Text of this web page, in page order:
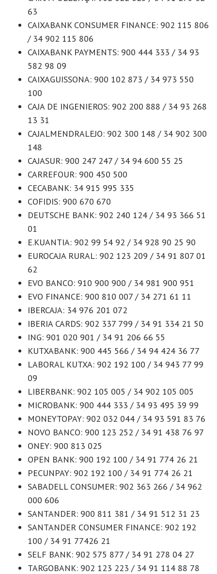
63
CAIXABANK CONSUMER FINANCE: 902 115 806
/ 34 902 115 806
CAIXABANK PAYMENTS: 900 444 333 / 34 93
582 98 09
CAIXAGUISSONA: 900 102 873 / 34 973 550
100
CAJA DE INGENIEROS: 902 200 888 / 34 93 268
13 31
CAJALMENDRALEJO: 902 300 148 / 34 902 300
148
CAJASUR: 900 247 247 / 34 94 600 55 25
CARREFOUR: 900 450 500
CECABANK: 34 915 995 335
COFIDIS: 900 670 670
DEUTSCHE BANK: 902 240 124 / 34 93 366 51
01
E.KUANTIA: 902 99 54 92 / 34 928 90 25 90
EUROCAJA RURAL: 902 123 209 / 34 91 807 01
62
EVO BANCO: 910 900 900 / 34 981 900 951
EVO FINANCE: 900 810 007 / 34 271 61 11
IBERCAJA: 34 976 201 072
IBERIA CARDS: 902 337 799 / 34 91 334 21 50
ING: 901 020 901 / 34 91 206 66 55
KUTXABANK: 900 445 566 / 34 94 424 36 77
LABORAL KUTXA: 902 192 100 / 34 943 77 99
09
LIBERBANK: 902 105 005 / 34 902 105 005
MICROBANK: 900 444 333 / 34 93 495 39 99
MONEYTOPAY: 902 032 044 / 34 93 591 83 76
NOVO BANCO: 900 123 252 / 34 91 438 76 97
ONEY: 900 813 025
OPEN BANK: 900 192 100 / 34 91 774 26 21
PECUNPAY: 902 192 100 / 34 91 774 26 21
SABADELL CONSUMER: 902 363 266 / 34 962
000 606
SANTANDER: 900 811 381 / 34 91 512 31 23
SANTANDER CONSUMER FINANCE: 902 192
100 / 34 91 77426 21
SELF BANK: 902 575 877 / 34 91 278 04 27
TARGOBANK: 902 123 223 / 34 91 114 88 78